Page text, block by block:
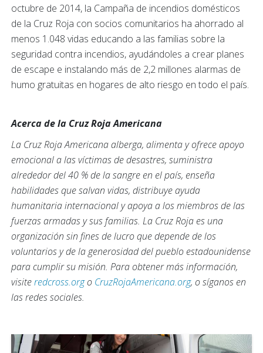
octubre de 2014, la Campaña de incendios domésticos
de la Cruz Roja con socios comunitarios ha ahorrado al
menos 1.048 vidas educando a las familias sobre la
seguridad contra incendios, ayudándoles a crear planes
de escape e instalando más de 2,2 millones alarmas de
humo gratuitas en hogares de alto riesgo en todo el país.
Acerca de la Cruz Roja Americana
La Cruz Roja Americana alberga, alimenta y ofrece apoyo
emocional a las víctimas de desastres, suministra
alrededor del 40 % de la sangre en el país, enseña
habilidades que salvan vidas, distribuye ayuda
humanitaria internacional y apoya a los miembros de las
fuerzas armadas y sus familias. La Cruz Roja es una
organización sin fines de lucro que depende de los
voluntarios y de la generosidad del pueblo estadounidense
para cumplir su misión. Para obtener más información,
visiteredcross.orgo CruzRojaAmericana.org, o síganos en
las redes sociales.